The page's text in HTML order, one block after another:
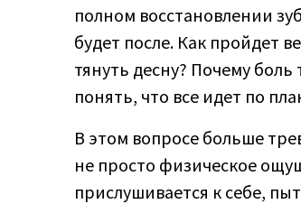
полном восстановлении
будет после. Как пройдет
тянуть десну? Почему боль
понять, что все идет по
В этом вопросе больше
не просто физическое
прислушивается к себе,